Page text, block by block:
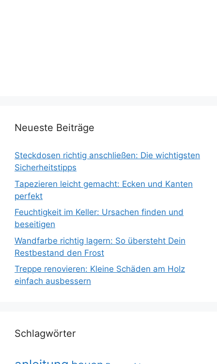
Neueste Beiträge
Steckdosen richtig anschließen: Die wichtigsten
Sicherheitstipps
Tapezieren leicht gemacht: Ecken und Kanten
perfekt
Feuchtigkeit im Keller: Ursachen finden und
beseitigen
Wandfarbe richtig lagern: So übersteht Dein
Restbestand den Frost
Treppe renovieren: Kleine Schäden am Holz
einfach ausbessern
Schlagwörter